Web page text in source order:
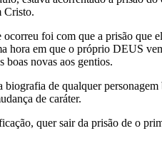
Cristo.
foi com que a prisão que
hora em que o próprio DEUS
boas novas aos gentios.
de qualquer
de caráter.
quer sair da prisão de o